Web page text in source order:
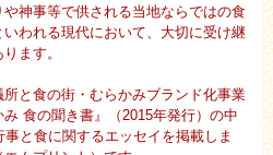
神事等で供される当地ならではの食
いわれる現代において、大切に受け継
ます。
と食の街・むらかみブランド化事業
食の聞き書』（2015年発行）の中
と食に関するエッセイを掲載しま